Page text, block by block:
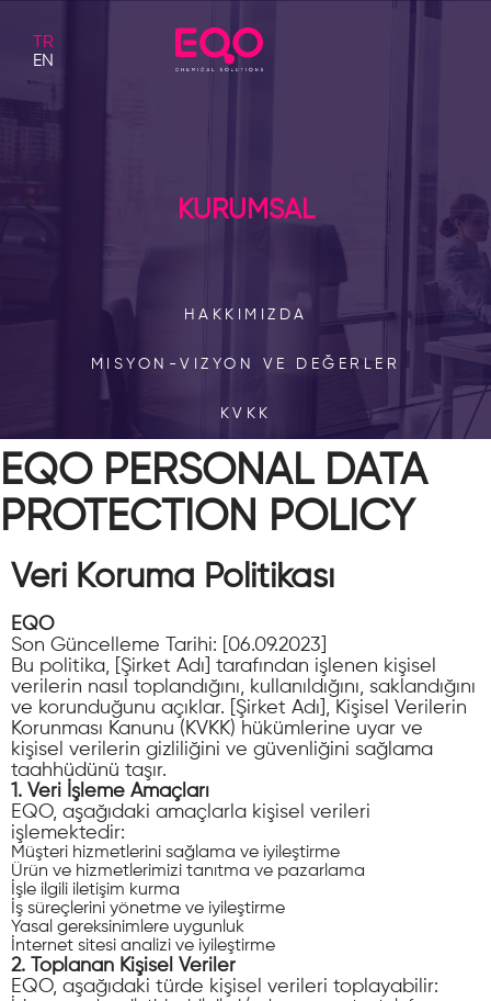
TR
EN
KURUMSAL
HAKKIMIZDA
MISYON-VIZYON VE DEĞERLER
KVKK
EQO PERSONAL DATA
PROTECTION POLICY
Veri Koruma Politikası
EQO
Son Güncelleme Tarihi: [06.09.2023]
Bu politika, [Şirket Adı] tarafından işlenen kişisel
verilerin nasıl toplandığını, kullanıldığını, saklandığını
ve korunduğunu açıklar. [Şirket Adı], Kişisel Verilerin
Korunması Kanunu (KVKK) hükümlerine uyar ve
kişisel verilerin gizliliğini ve güvenliğini sağlama
taahhüdünü taşır.
1. Veri İşleme Amaçları
EQO, aşağıdaki amaçlarla kişisel verileri
işlemektedir:
Müşteri hizmetlerini sağlama ve iyileştirme
Ürün ve hizmetlerimizi tanıtma ve pazarlama
İşle ilgili iletişim kurma
İş süreçlerini yönetme ve iyileştirme
Yasal gereksinimlere uygunluk
İnternet sitesi analizi ve iyileştirme
2. Toplanan Kişisel Veriler
EQO, aşağıdaki türde kişisel verileri toplayabilir: